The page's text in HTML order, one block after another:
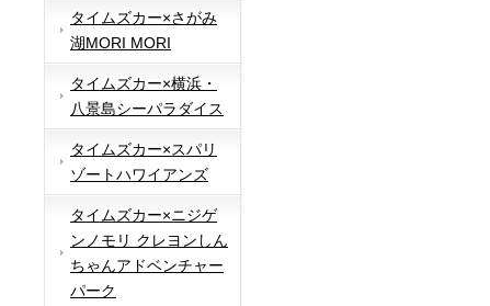
タイムズカー×さがみ
湖MORI MORI
タイムズカー×横浜・
八景島シーパラダイス
タイムズカー×スパリ
ゾートハワイアンズ
タイムズカー×ニジゲ
ンノモリ クレヨンしん
ちゃんアドベンチャー
パーク